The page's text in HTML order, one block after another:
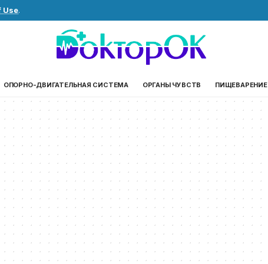
Use.
ОПОРНО-ДВИГАТЕЛЬНАЯ СИСТЕМА ОРГАНЫ ЧУВСТВ ПИЩЕВАРЕНИЕ